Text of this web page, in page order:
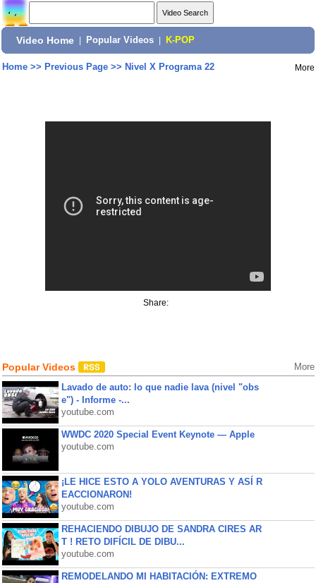
Video Home Popular Videos K-POP
Home>> Previous Page>> Nivel X Programa 22 More
Share:
Popular Videos More
Lavado de auto: lo que nadie lava (nivel "obs
e") - Informe -...
youtube.com
WWDC 2020 Special Event Keynote — Apple
youtube.com
¡LE HICE ESTO A YOLO AVENTURAS Y ASÍ R
EACCIONARON!
youtube.com
REHACIENDO DIBUJO DE SANDRA CIRES AR
T ! RETO DIFÍCIL DE DIBU...
youtube.com
REMODELANDO MI HABITACIÓN: EXTREMO